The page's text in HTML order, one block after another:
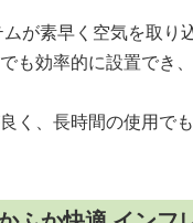
が素早く空気を取
も効率的に設置でき
く、長時間の使用で